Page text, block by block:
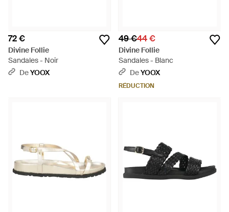
72 €
Divine Follie
Sandales - Noir
DeYOOX
49 €44 €
Divine Follie
Sandales - Blanc
DeYOOX
RÉDUCTION